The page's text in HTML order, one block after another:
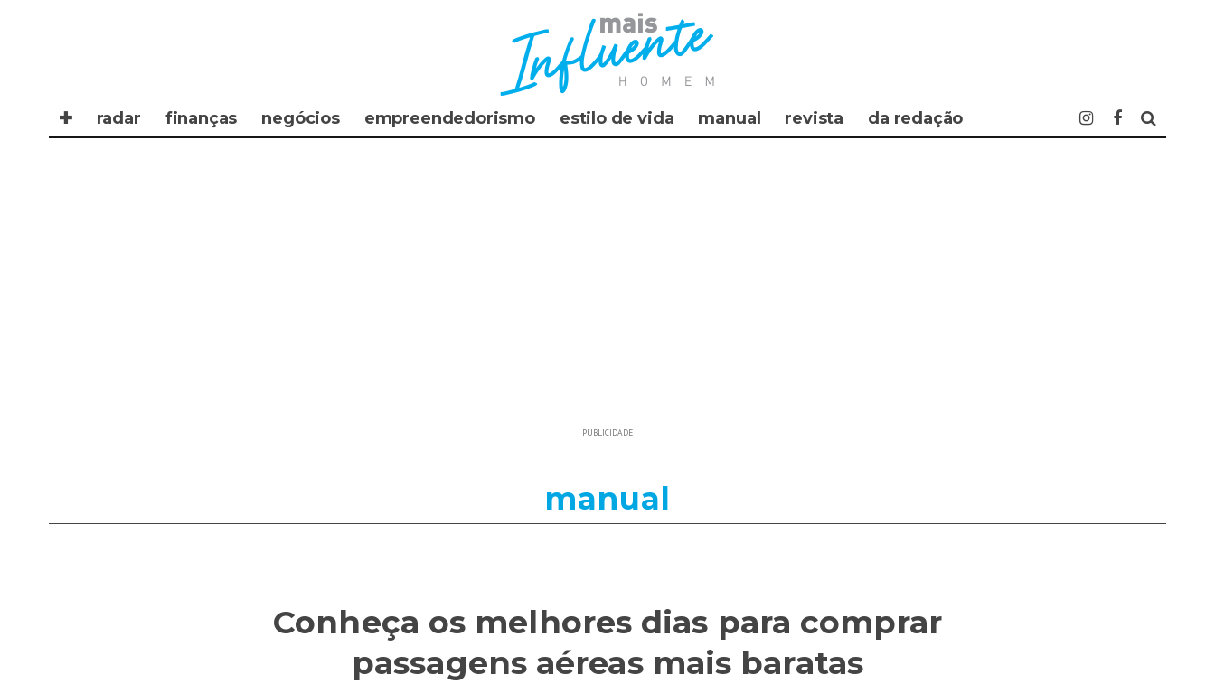
✚ radar finanças negócios empreendedorismo estilo de vida manual revista da redação
PUBLICIDADE
manual
Conheça os melhores dias para comprar
passagens aéreas mais baratas